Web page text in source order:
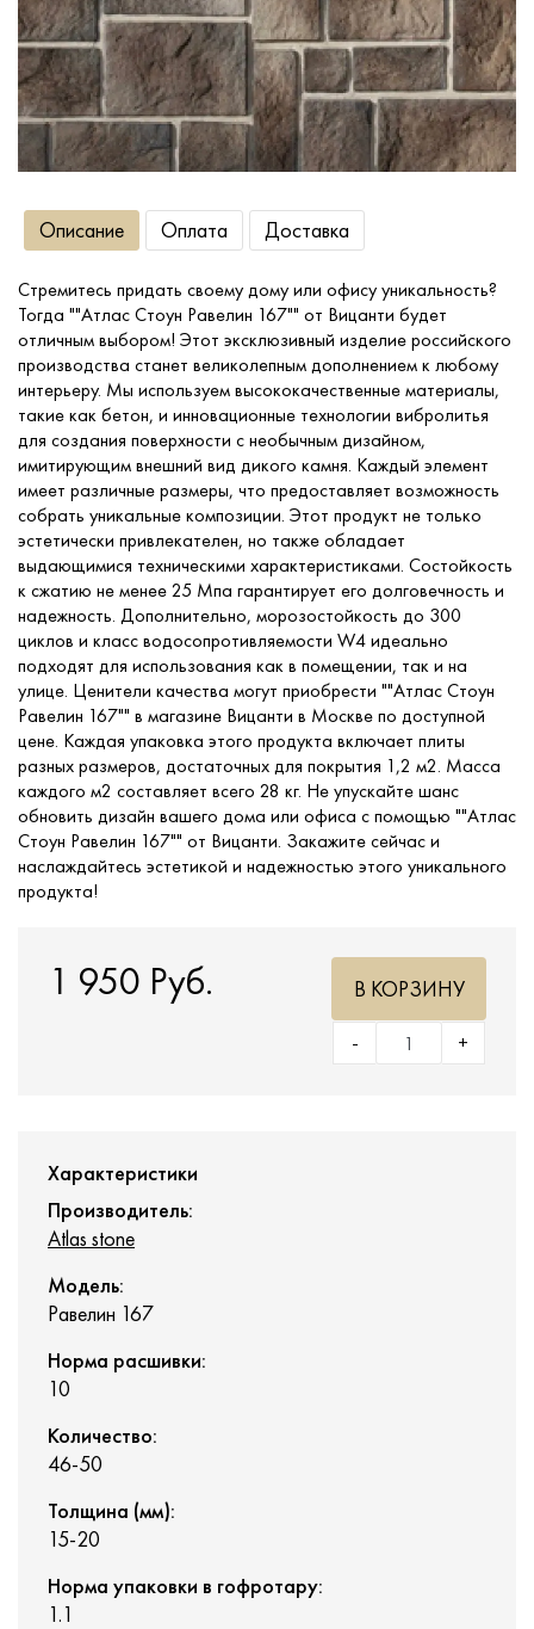
Сопутствующие товары
О компании
Услуги
Портфолио
Доставка
Контакты
Описание Оплата Доставка
Стремитесь придать своему дому или офису уникальность?
Тогда ""Атлас Стоун Равелин 167"" от Вицанти будет
отличным выбором! Этот эксклюзивный изделие российского
производства станет великолепным дополнением к любому
интерьеру. Мы используем высококачественные материалы,
такие как бетон, и инновационные технологии вибролитья
для создания поверхности с необычным дизайном,
имитирующим внешний вид дикого камня. Каждый элемент
имеет различные размеры, что предоставляет возможность
собрать уникальные композиции. Этот продукт не только
эстетически привлекателен, но также обладает
выдающимися техническими характеристиками. Состойкость
к сжатию не менее 25 Мпа гарантирует его долговечность и
надежность. Дополнительно, морозостойкость до 300
циклов и класс водосопротивляемости W4 идеально
подходят для использования как в помещении, так и на
улице. Ценители качества могут приобрести ""Атлас Стоун
Равелин 167"" в магазине Вицанти в Москве по доступной
цене. Каждая упаковка этого продукта включает плиты
разных размеров, достаточных для покрытия 1,2 м2. Масса
каждого м2 составляет всего 28 кг. Не упускайте шанс
обновить дизайн вашего дома или офиса с помощью ""Атлас
Стоун Равелин 167"" от Вицанти. Закажите сейчас и
наслаждайтесь эстетикой и надежностью этого уникального
продукта!
1 950 Руб.
+
-
В КОРЗИНУ
Характеристики
Производитель:
Atlas stone
Модель:
Равелин 167
Норма расшивки:
10
Количество:
46-50
Толщина (мм):
15-20
Норма упаковки в гофротару:
1.1